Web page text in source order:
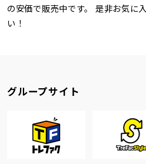
の安価で販売中です。 是非お気に
い！
グループサイト